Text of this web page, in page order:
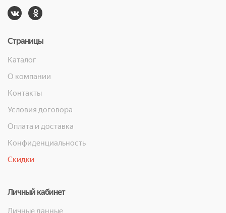
Страницы
Каталог
О компании
Контакты
Условия договора
Оплата и доставка
Конфиденциальность
Скидки
Личный кабинет
Личные данные